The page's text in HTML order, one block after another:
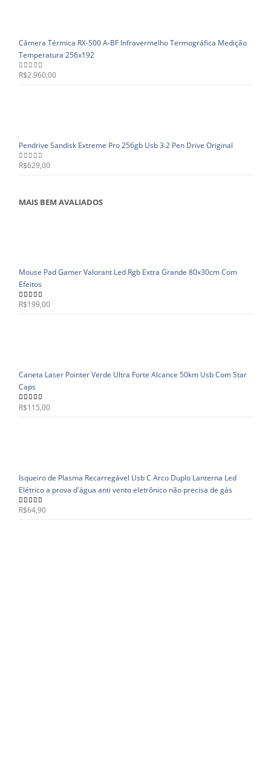
Câmera Térmica RX-500 A-BF Infravermelho Termográfica Medição
Temperatura 256x192
0out of 5
R$2.960,00
Pendrive Sandisk Extreme Pro 256gb Usb 3.2 Pen Drive Original
0out of 5
R$629,00
MAIS BEM AVALIADOS
Mouse Pad Gamer Valorant Led Rgb Extra Grande 80x30cm Com
Efeitos
5.00out of 5
R$199,00
Caneta Laser Pointer Verde Ultra Forte Alcance 50km Usb Com Star
Caps
5.00out of 5
R$115,00
Isqueiro de Plasma Recarregável Usb C Arco Duplo Lanterna Led
Elétrico a prova d'água anti vento eletrônico não precisa de gás
5.00out of 5
R$64,90